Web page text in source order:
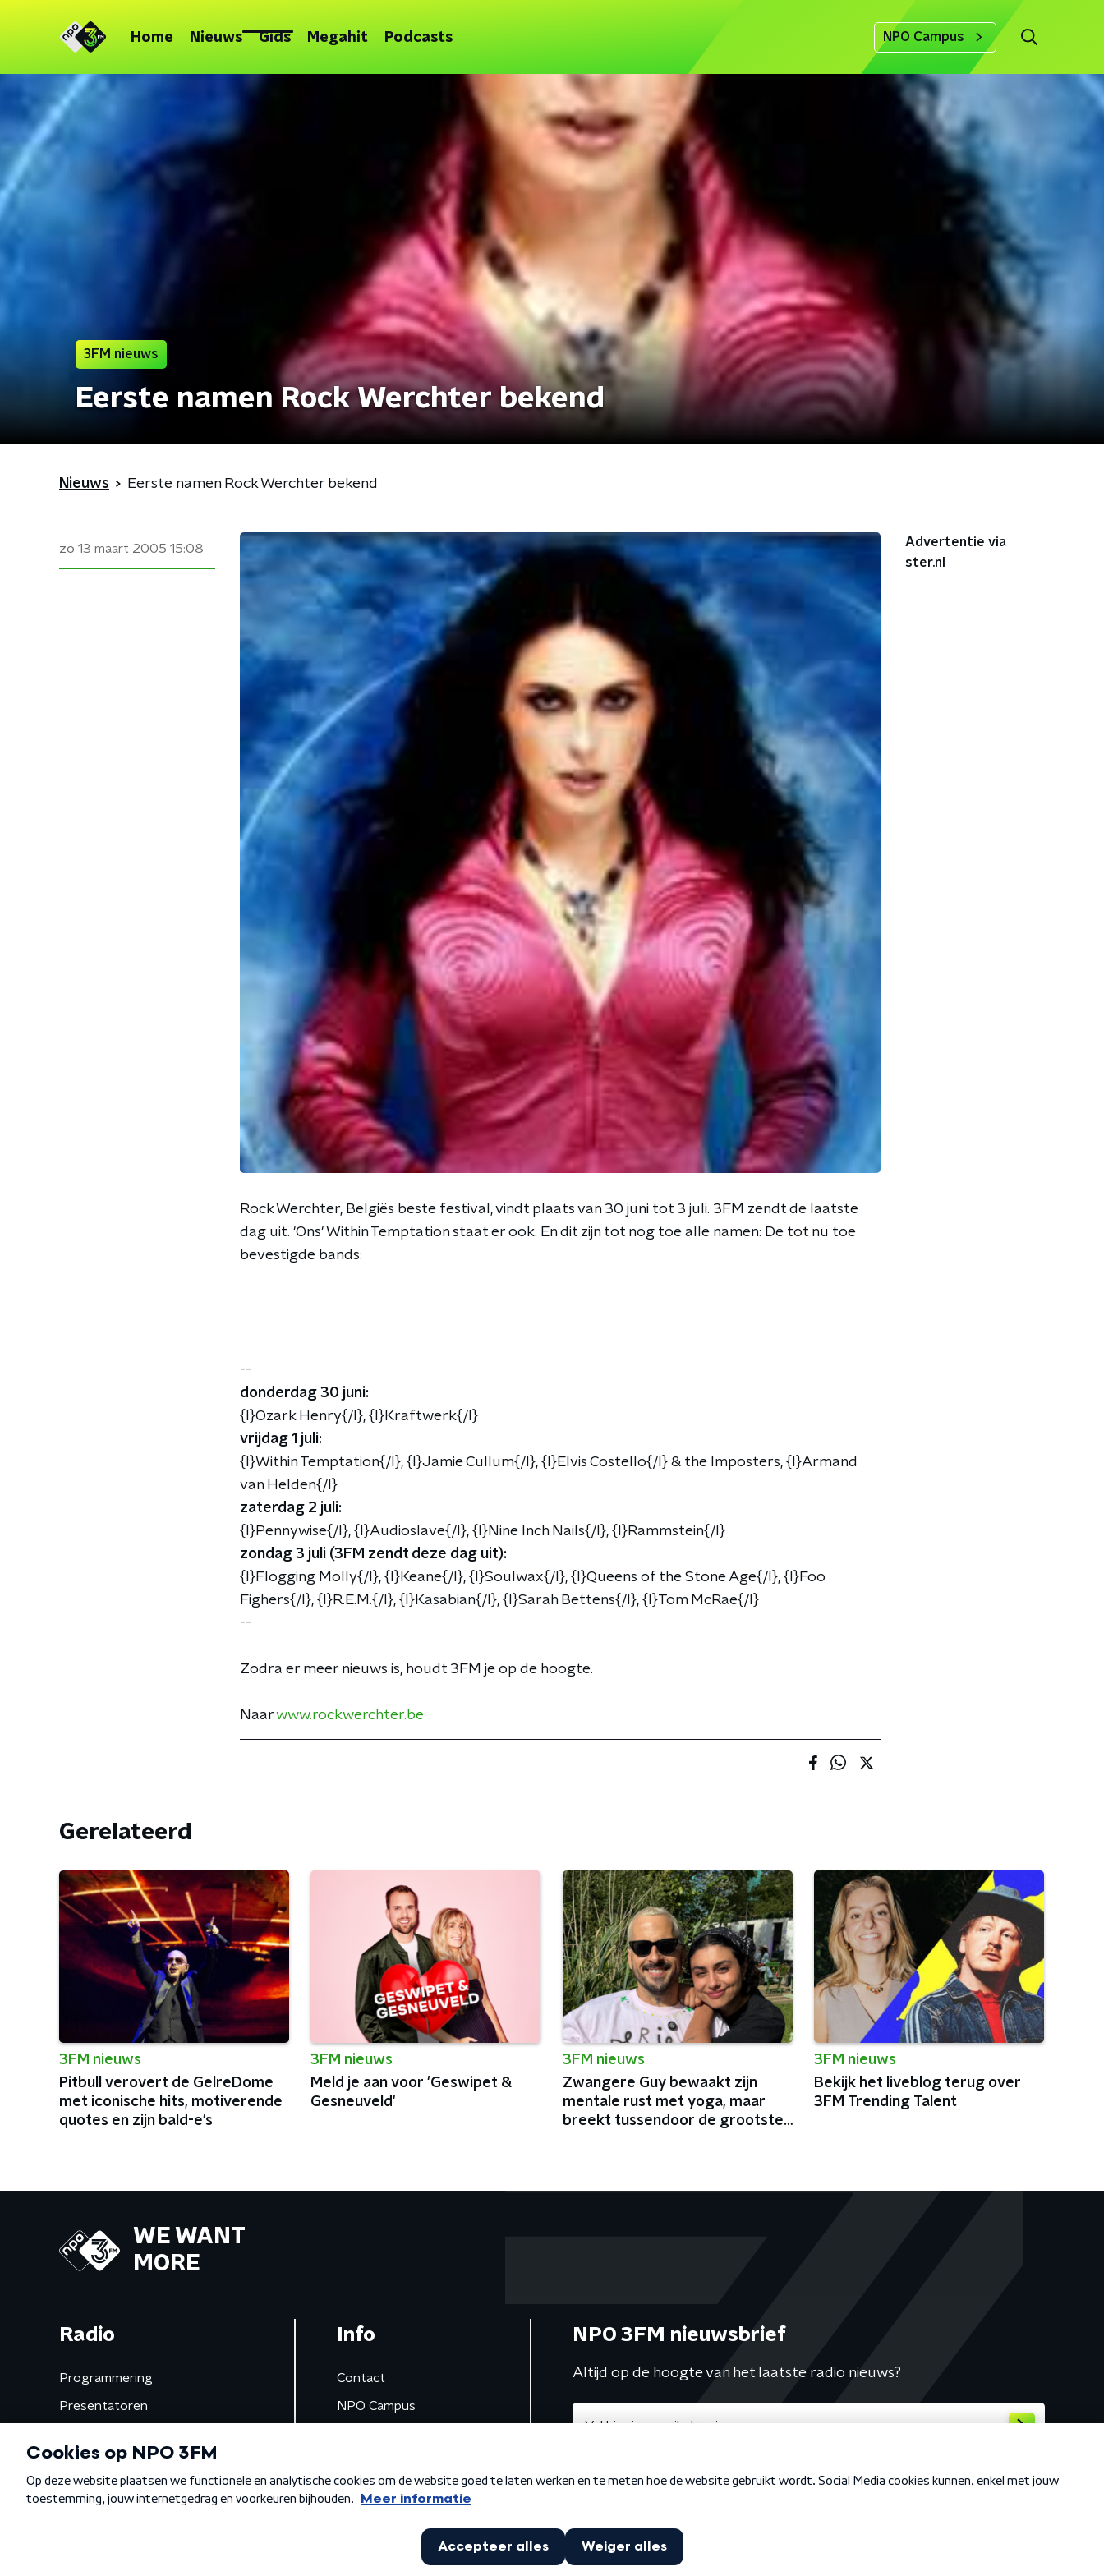
Home Nieuws Gids Megahit Podcasts NPO Campus
3FM nieuws
Eerste namen Rock Werchter bekend
Nieuws Eerste namen Rock Werchter bekend
zo 13 maart 2005 15:08
Rock Werchter, Belgiës beste festival, vindt plaats van 30 juni tot 3 juli. 3FM zendt de laatste
dag uit. 'Ons' Within Temptation staat er ook. En dit zijn tot nog toe alle namen: De tot nu toe
bevestigde bands:
--
donderdag 30 juni:
{l}Ozark Henry{/l}, {l}Kraftwerk{/l}
vrijdag 1 juli:
{l}Within Temptation{/l}, {l}Jamie Cullum{/l}, {l}Elvis Costello{/l} & the Imposters, {l}Armand
van Helden{/l}
zaterdag 2 juli:
{l}Pennywise{/l}, {l}Audioslave{/l}, {l}Nine Inch Nails{/l}, {l}Rammstein{/l}
zondag 3 juli (3FM zendt deze dag uit):
{l}Flogging Molly{/l}, {l}Keane{/l}, {l}Soulwax{/l}, {l}Queens of the Stone Age{/l}, {l}Foo
Fighers{/l}, {l}R.E.M.{/l}, {l}Kasabian{/l}, {l}Sarah Bettens{/l}, {l}Tom McRae{/l}
--
Zodra er meer nieuws is, houdt 3FM je op de hoogte.
Naarwww.rockwerchter.be
Advertentie via
ster.nl
Gerelateerd
3FM nieuws
Pitbull verovert de GelreDome
met iconische hits, motiverende
quotes en zijn bald-e's
3FM nieuws
Meld je aan voor 'Geswipet &
Gesneuveld'
3FM nieuws
Zwangere Guy bewaakt zijn
mentale rust met yoga, maar
breekt tussendoor de grootste
3FM nieuws
Bekijk het liveblog terug over
3FM Trending Talent
WE WANT
MORE
Radio
Programmering
Presentatoren
Gemist
Info
Contact
NPO Campus
NPO 3FM nieuwsbrief
Altijd op de hoogte van het laatste radio nieuws?
Algemene voorwaarden Privacybeleid